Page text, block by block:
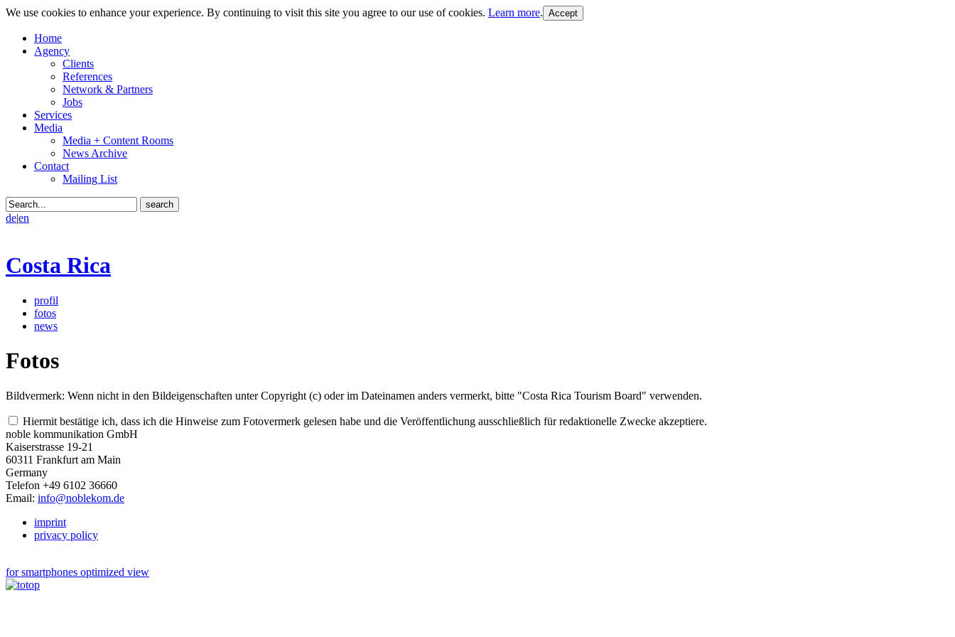
We use cookies to enhance your experience. By continuing to visit this site you agree to our use of cookies. Learn more.
Home
Agency
Clients
References
Network & Partners
Jobs
Services
Media
Media + Content Rooms
News Archive
Contact
Mailing List
de|en
Costa Rica
profil
fotos
news
Fotos
Bildvermerk: Wenn nicht in den Bildeigenschaften unter Copyright (c) oder im Dateinamen anders vermerkt, bitte "Costa Rica Tourism Board" verwenden.
Hiermit bestätige ich, dass ich die Hinweise zum Fotovermerk gelesen habe und die Veröffentlichung ausschließlich für redaktionelle Zwecke akzeptiere.
noble kommunikation GmbH
Kaiserstrasse 19-21
60311 Frankfurt am Main
Germany
Telefon +49 6102 36660
Email: info@noblekom.de
imprint
privacy policy
for smartphones optimized view